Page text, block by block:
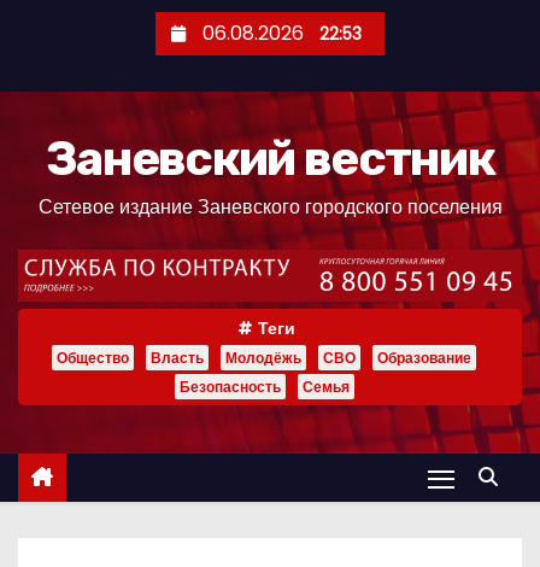
ж
06.08.2026 22:53
Заневский вестник
Сетевое издание Заневского городского поселения
Теги
Общество Власть Молодёжь СВО
Образование
Безопасность
Семья